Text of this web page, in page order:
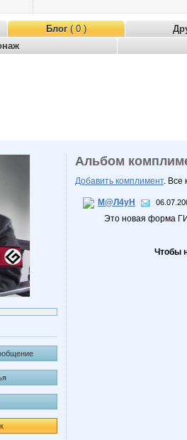
Блог( 0 )
Альбом
Добавить комплимент. Все
М@Л4уН
Это новая форма
Чтобы